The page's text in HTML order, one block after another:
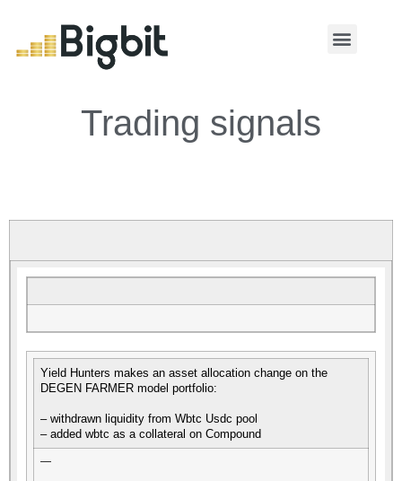
Trading signals
Yield Hunters makes an asset allocation change on the
DEGEN FARMER model portfolio:
– withdrawn liquidity from Wbtc Usdc pool
– added wbtc as a collateral on Compound
—